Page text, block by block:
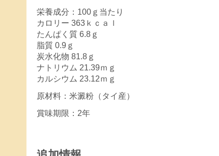
栄養成分：100ｇ当たり
カロリー 363ｋｃａｌ
たんぱく質 6.8ｇ
脂質 0.9ｇ
炭水化物 81.8ｇ
ナトリウム 21.39ｍｇ
カルシウム 23.12ｍｇ
原材料：米澱粉（タイ産）
賞味期限：2年